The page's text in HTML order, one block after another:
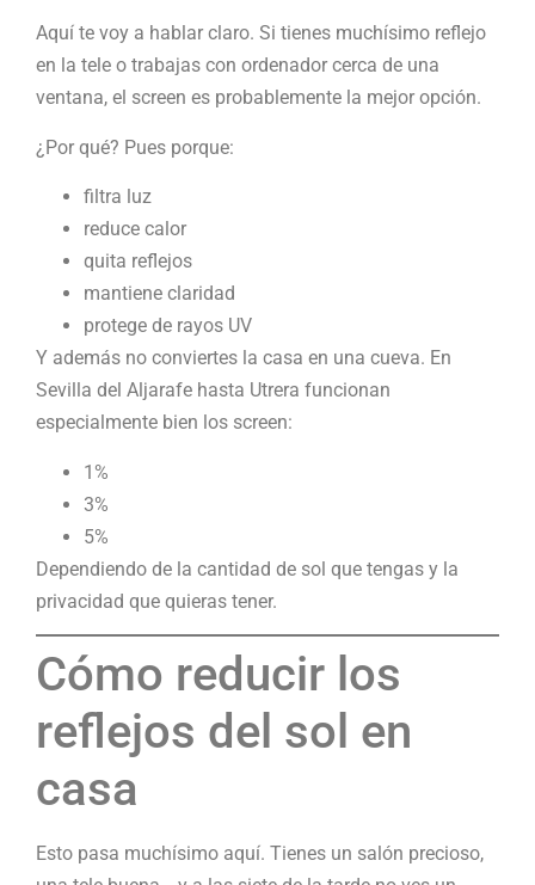
Aquí te voy a hablar claro. Si tienes muchísimo reflejo
en la tele o trabajas con ordenador cerca de una
ventana, el screen es probablemente la mejor opción.
¿Por qué? Pues porque:
filtra luz
reduce calor
quita reflejos
mantiene claridad
protege de rayos UV
Y además no conviertes la casa en una cueva. En
Sevilla del Aljarafe hasta Utrera funcionan
especialmente bien los screen:
1%
3%
5%
Dependiendo de la cantidad de sol que tengas y la
privacidad que quieras tener.
Cómo reducir los
reflejos del sol en
casa
Esto pasa muchísimo aquí. Tienes un salón precioso,